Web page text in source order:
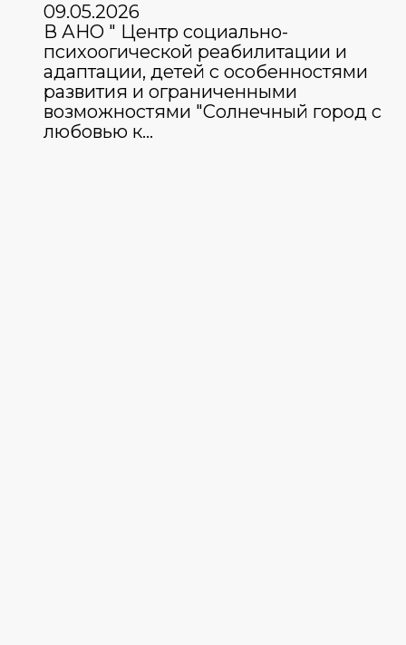
09.05.2026
В АНО " Центр социально-
психоогической реабилитации и
адаптации, детей с особенностями
развития и ограниченными
возможностями "Солнечный город с
любовью к…